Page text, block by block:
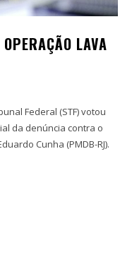
LAVA
Federal (STF) votou
da denúncia contra o
Cunha (PMDB-RJ).